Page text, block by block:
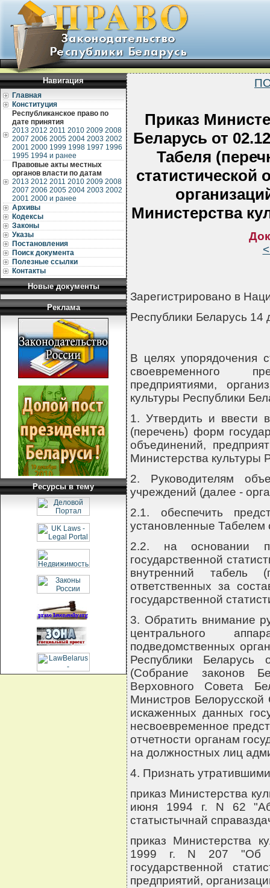
Навигация
Главная
Конституция
Республиканское право по
дате принятия
2013 2012 2011 2010 2009 2008
2007 2006 2005 2004 2003 2002
2001 2000 1999 1998 1997 1996
1995 1994 и ранее
Правовые акты местных
органов власти по датам
2013 2012 2011 2010 2009 2008
2007 2006 2005 2004 2003 2002
2001 2000 и ранее
Архивы
Кодексы
Законы
Указы
Постановления
Поиск документа
Полезные ссылки
Контакты
Новые документы
Реклама
Ресурсы в тему
Приказ
Беларусь от
Табеля
статистической
Министерства
Зарегистрировано в
Республики Беларусь 14
В целях упорядочения
своевременного
предприятиями,
культуры Республики
1. Утвердить и ввести
(перечень) форм
объединений,
Министерства культуры
2. Руководителям
учреждений (далее -
2.1. обеспечить
установленные Табелем
2.2. на основании
государственной
внутренний
ответственных за
государственной
3. Обратить внимание
центрального
подведомственных
Республики Беларусь
(Собрание законов
Верховного Совета
Министров
искаженных данных
несвоевременное
отчетности органам
на должностных лиц
4. Признать
приказ Министерства
июня 1994 г. N 62 "Аб
статыстычнай
приказ Министерства
1999 г. N 207 "Об
государственной
предприятий,